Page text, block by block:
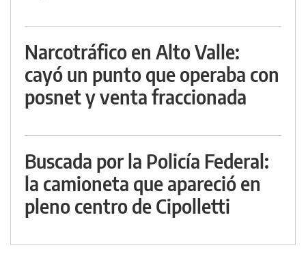
Narcotráfico en Alto Valle:
cayó un punto que operaba con
posnet y venta fraccionada
Buscada por la Policía Federal:
la camioneta que apareció en
pleno centro de Cipolletti